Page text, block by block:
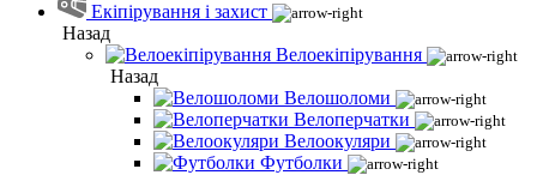
Екіпірування і захист
Назад
Велоекіпірування
Назад
Велошоломи
Велоперчатки
Велоокуляри
Футболки